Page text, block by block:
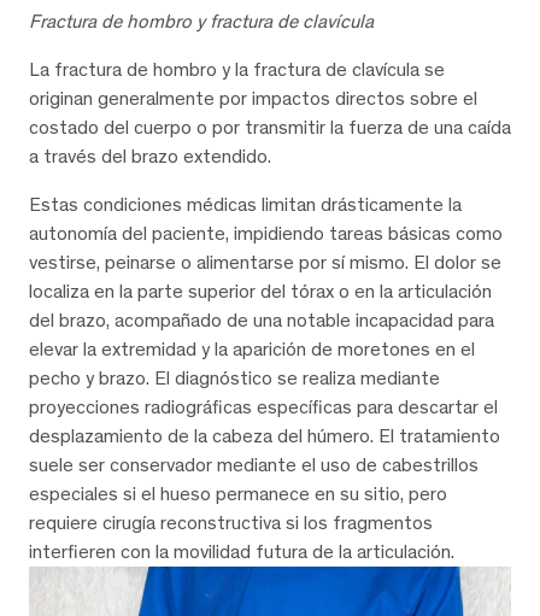
Fractura de hombro y fractura de clavícula
La fractura de hombro y la fractura de clavícula se
originan generalmente por impactos directos sobre el
costado del cuerpo o por transmitir la fuerza de una caída
a través del brazo extendido.
Estas condiciones médicas limitan drásticamente la
autonomía del paciente, impidiendo tareas básicas como
vestirse, peinarse o alimentarse por sí mismo. El dolor se
localiza en la parte superior del tórax o en la articulación
del brazo, acompañado de una notable incapacidad para
elevar la extremidad y la aparición de moretones en el
pecho y brazo. El diagnóstico se realiza mediante
proyecciones radiográficas específicas para descartar el
desplazamiento de la cabeza del húmero. El tratamiento
suele ser conservador mediante el uso de cabestrillos
especiales si el hueso permanece en su sitio, pero
requiere cirugía reconstructiva si los fragmentos
interfieren con la movilidad futura de la articulación.